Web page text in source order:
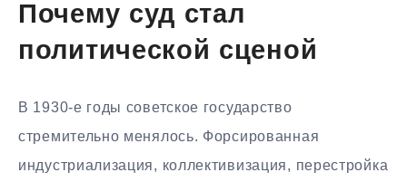
Почему суд стал
политической сценой
В 1930-е годы советское государство
стремительно менялось. Форсированная
индустриализация, коллективизация, перестройка